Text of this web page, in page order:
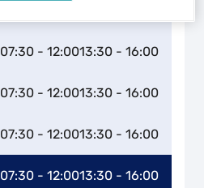
07:30 - 12:0013:30 - 16:00
07:30 - 12:0013:30 - 16:00
07:30 - 12:0013:30 - 16:00
07:30 - 12:0013:30 - 16:00